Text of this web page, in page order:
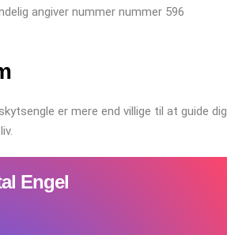
angiver nummer nummer 596
er mere end villige til at guide dig
Engel